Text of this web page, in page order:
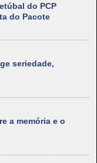
do PCP
do Pacote
seriedade,
a memória e o